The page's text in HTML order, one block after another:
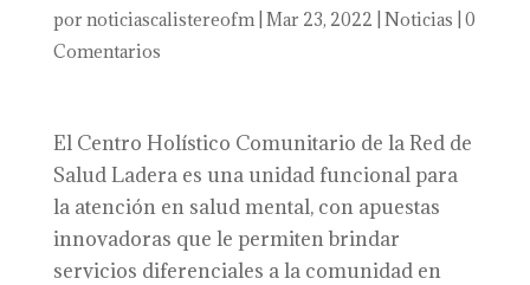
por noticiascalistereofm| Mar 23, 2022 Noticias 0
Comentarios
El Centro Holístico Comunitario de la Red de
Salud Ladera es una unidad funcional para
la atención en salud mental, con apuestas
innovadoras que le permiten brindar
servicios diferenciales a la comunidad en